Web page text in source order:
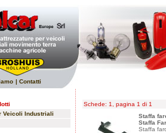
| Contatti
Veicoli Industriali
Schede: 1, pagina 1 di 1
Staffa
Staffa
Staffa